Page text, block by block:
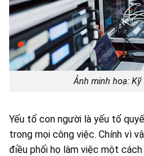
Ảnh minh hoạ:
Yếu tố con người là yếu tố
trong mọi công việc. Chính vì
điều phối họ làm việc một